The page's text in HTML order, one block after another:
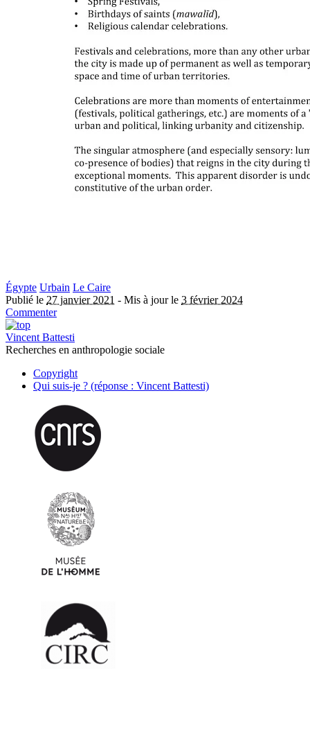
Égypte Urbain Le Caire
Publié le 27 janvier 2021 - Mis à jour le 3 février 2024
Commenter
Vincent Battesti
Recherches en anthropologie sociale
Copyright
Qui suis-je ? (réponse : Vincent Battesti)